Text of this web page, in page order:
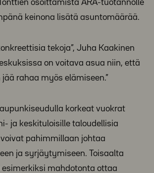
osoittamista ARA-tuotannolle
keinona lisätä asuntomäärää.
tekoja”, Juha Kaakinen
on voitava asua niin, että
rahaa myös elämiseen.”
korkeat vuokrat
ja keskituloisille taloudellisia
pahimmillaan johtaa
ja syrjäytymiseen. Toisaalta
esimerkiksi mahdotonta ottaa